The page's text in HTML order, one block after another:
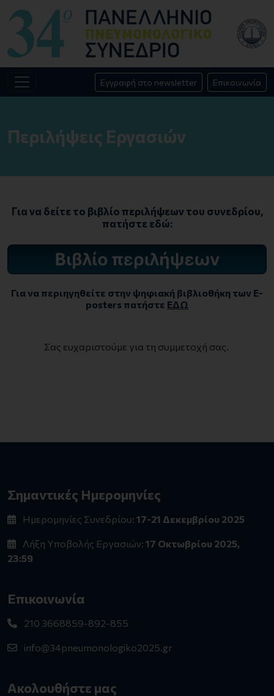
Εγγραφή στο newsletter Επικοινωνία
Περιλήψεις Εργασιών
Για να δείτε το βιβλίο περιλήψεων του συνεδρίου,
πατήστε εδώ:
Για να περιηγηθείτε στην ψηφιακή βιβλιοθήκη των E-
posters πατήστε ΕΔΩ
Σας ευχαριστούμε για τη συμμετοχή σας.
Σημαντικές Ημερομηνίες
Ημερομηνίες Συνεδρίου: 17-21 Δεκεμβρίου 2025
Λήξη Υποβολής Εργασιών: 17 Οκτωβρίου 2025,
23:59
Επικοινωνία
210 3668859-892-855
info@34pneumonologiko2025.gr
Ακολουθήστε μας